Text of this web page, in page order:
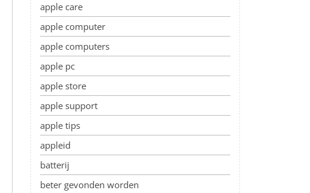
apple care
apple computer
apple computers
apple pc
apple store
apple support
apple tips
appleid
batterij
beter gevonden worden